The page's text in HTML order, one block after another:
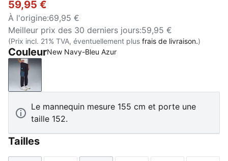
59,95 €
À l'origine:69,95 €
Meilleur prix des 30 derniers jours:59,95 €
(Prix incl. 21% TVA, éventuellement plus frais de livraison.)
CouleurNew Navy-Bleu Azur
New Navy-Bleu Azur
Le mannequin mesure 155 cm et porte une
taille 152.
Tailles